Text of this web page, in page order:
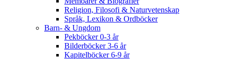
Religion, Filosofi & Naturvetenskap
Språk, Lexikon & Ordböcker
Barn- & Ungdom
Pekböcker 0-3 år
Bilderböcker 3-6 år
Kapitelböcker 6-9 år